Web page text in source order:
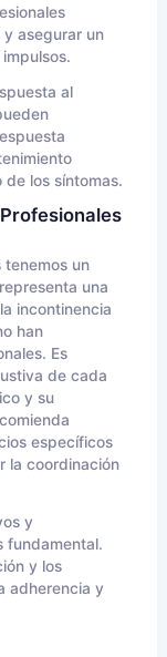
asegurar un
al
los síntomas.
tenemos un
una
incontinencia
han
Es
de cada
y su
específicos
la coordinación
y
fundamental.
y los
adherencia y